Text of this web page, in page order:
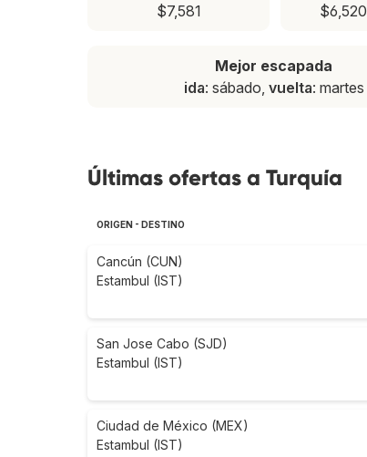
$7,581
$6,520
Mejor escapada
ida: sábado, vuelta: martes
Últimas ofertas a Turquía
ORIGEN - DESTINO
Cancún (CUN)
Estambul (IST)
San Jose Cabo (SJD)
Estambul (IST)
Ciudad de México (MEX)
Estambul (IST)